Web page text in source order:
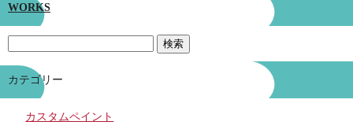
WORKS
カテゴリー
カスタムペイント